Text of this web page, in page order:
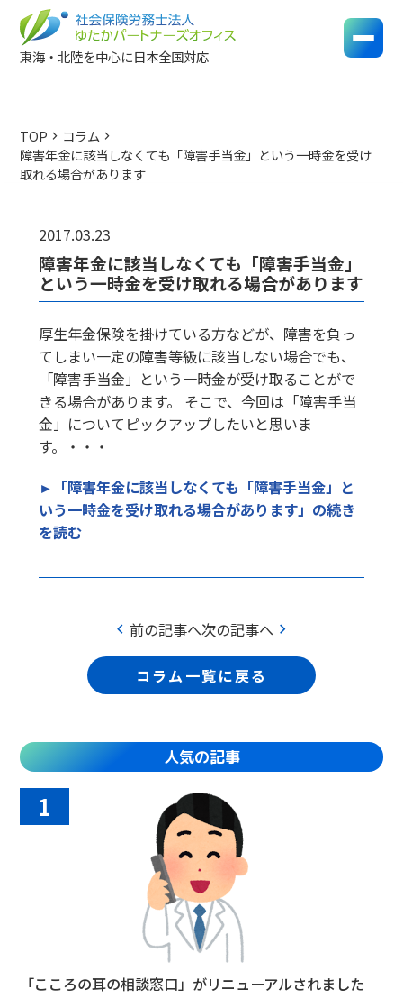
東海・北陸を中心に日本全国対応
TOP chevron_right コラム chevron_right
障害年金に該当しなくても「障害手当金」という一時金を受け
取れる場合があります
2017.03.23
障害年金に該当しなくても「障害手当金」
という一時金を受け取れる場合があります
厚生年金保険を掛けている方などが、障害を負っ
てしまい一定の障害等級に該当しない場合でも、
「障害手当金」という一時金が受け取ることがで
きる場合があります。 そこで、今回は「障害手当
金」についてピックアップしたいと思いま
す。・・・
►「障害年金に該当しなくても「障害手当金」と
いう一時金を受け取れる場合があります」の続き
を読む
chevron_left 前の記事へ次の記事へ chevron_right
コラム一覧に戻る
人気の記事
1
「こころの耳の相談窓口」がリニューアルされました